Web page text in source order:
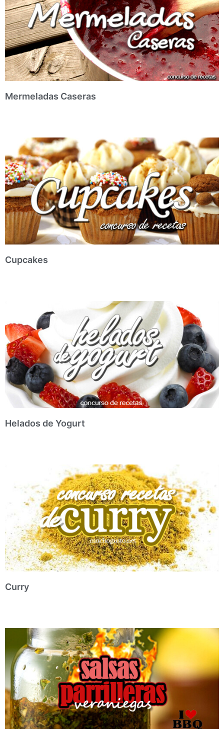
Mermeladas Caseras
Cupcakes
Helados de Yogurt
Curry